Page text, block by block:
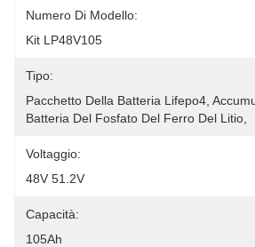
Numero Di Modello:
Kit LP48V105
Tipo:
Pacchetto Della Batteria Lifepo4,
Batteria Del Fosfato Del Ferro Del Litio,
Voltaggio:
48V 51.2V
Capacità:
105Ah